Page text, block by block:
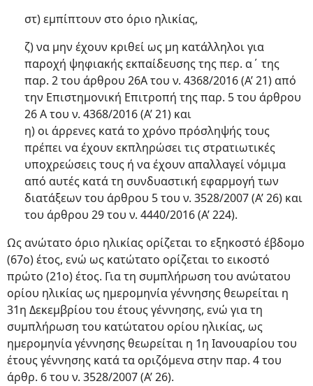
στ) εμπίπτουν στο όριο ηλικίας,
ζ) να μην έχουν κριθεί ως μη κατάλληλοι για
παροχή ψηφιακής εκπαίδευσης της περ. α΄ της
παρ. 2 του άρθρου 26Α του ν. 4368/2016 (Α’ 21) από
την Επιστημονική Επιτροπή της παρ. 5 του άρθρου
26 Α του ν. 4368/2016 (Α’ 21) και
η) οι άρρενες κατά το χρόνο πρόσληψής τους
πρέπει να έχουν εκπληρώσει τις στρατιωτικές
υποχρεώσεις τους ή να έχουν απαλλαγεί νόμιμα
από αυτές κατά τη συνδυαστική εφαρμογή των
διατάξεων του άρθρου 5 του ν. 3528/2007 (Α’ 26) και
του άρθρου 29 του ν. 4440/2016 (Α’ 224).
Ως ανώτατο όριο ηλικίας ορίζεται το εξηκοστό έβδομο
(67ο) έτος, ενώ ως κατώτατο ορίζεται το εικοστό
πρώτο (21ο) έτος. Για τη συμπλήρωση του ανώτατου
ορίου ηλικίας ως ημερομηνία γέννησης θεωρείται η
31η Δεκεμβρίου του έτους γέννησης, ενώ για τη
συμπλήρωση του κατώτατου ορίου ηλικίας, ως
ημερομηνία γέννησης θεωρείται η 1η Ιανουαρίου του
έτους γέννησης κατά τα οριζόμενα στην παρ. 4 του
άρθρ. 6 του ν. 3528/2007 (Α’ 26).